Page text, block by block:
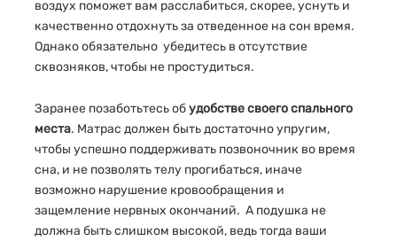
воздух поможет вам расслабиться, скорее, уснуть и
качественно отдохнуть за отведенное на сон время.
Однако обязательно убедитесь в отсутствие
сквозняков, чтобы не простудиться.
Заранее позаботьтесь обудобстве своего спального
места. Матрас должен быть достаточно упругим,
чтобы успешно поддерживать позвоночник во время
сна, и не позволять телу прогибаться, иначе
возможно нарушение кровообращения и
защемление нервных окончаний. А подушка не
должна быть слишком высокой, ведь тогда ваши